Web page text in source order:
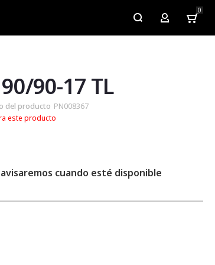
My Account
0
90-17 TL
del producto PN008367
este producto
cuando esté disponible